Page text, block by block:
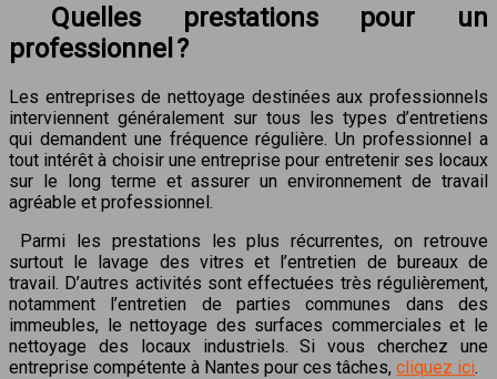
Quelles prestations pour un
professionnel ?
Les entreprises de nettoyage destinées aux professionnels
interviennent généralement sur tous les types d’entretiens
qui demandent une fréquence régulière. Un professionnel a
tout intérêt à choisir une entreprise pour entretenir ses locaux
sur le long terme et assurer un environnement de travail
agréable et professionnel.
Parmi les prestations les plus récurrentes, on retrouve
surtout le lavage des vitres et l’entretien de bureaux de
travail. D’autres activités sont effectuées très régulièrement,
notamment l’entretien de parties communes dans des
immeubles, le nettoyage des surfaces commerciales et le
nettoyage des locaux industriels. Si vous cherchez une
entreprise compétente à Nantes pour ces tâches, cliquez ici.